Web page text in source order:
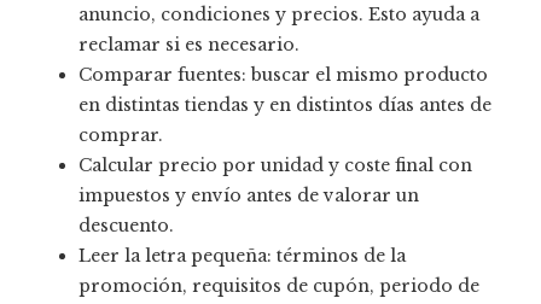
anuncio, condiciones y precios. Esto ayuda a
reclamar si es necesario.
Comparar fuentes: buscar el mismo producto
en distintas tiendas y en distintos días antes de
comprar.
Calcular precio por unidad y coste final con
impuestos y envío antes de valorar un
descuento.
Leer la letra pequeña: términos de la
promoción, requisitos de cupón, periodo de